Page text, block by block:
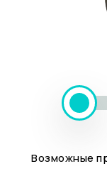
Возможные